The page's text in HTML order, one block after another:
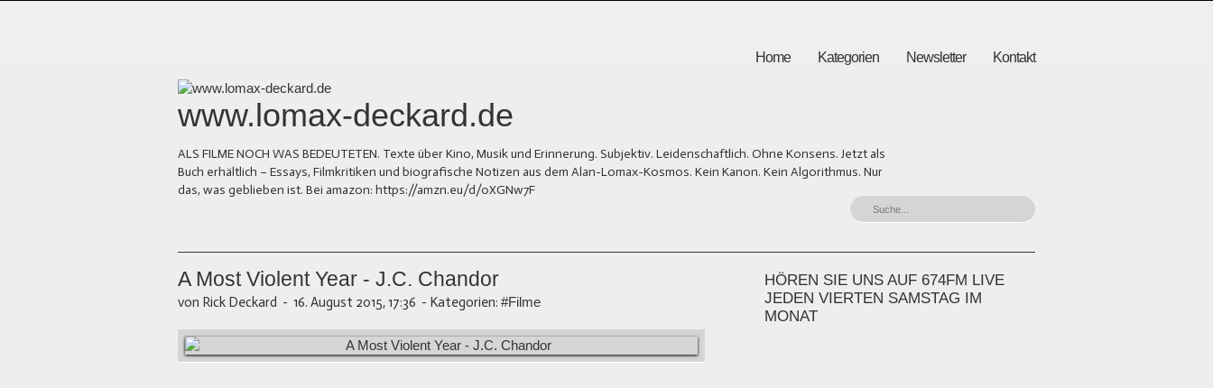
Home Kategorien Newsletter Kontakt
www.lomax-deckard.de
ALS FILME NOCH WAS BEDEUTETEN. Texte über Kino, Musik und Erinnerung. Subjektiv. Leidenschaftlich. Ohne Konsens. Jetzt als
Buch erhältlich – Essays, Filmkritiken und biografische Notizen aus dem Alan-Lomax-Kosmos. Kein Kanon. Kein Algorithmus. Nur
das, was geblieben ist. Bei amazon: https://amzn.eu/d/0XGNw7F
A Most Violent Year - J.C. Chandor
von Rick Deckard - 16. August 2015, 17:36 - Kategorien: #Filme
HÖREN SIE UNS AUF 674FM LIVE
JEDEN VIERTEN SAMSTAG IM
MONAT